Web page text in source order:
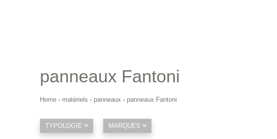
panneaux Fantoni
Home - matériels - panneaux - panneaux Fantoni
TYPOLOGIE MARQUES